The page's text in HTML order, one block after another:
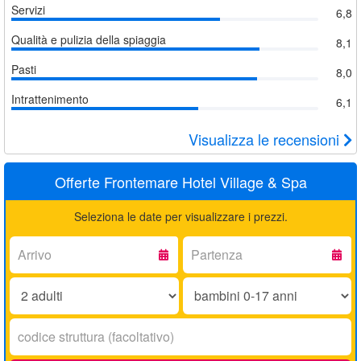
Servizi
6,8
Qualità e pulizia della spiaggia
8,1
Pasti
8,0
Intrattenimento
6,1
Visualizza le recensioni
Offerte Frontemare Hotel Village & Spa
Seleziona le date per visualizzare i prezzi.
Arrivo:
Partenza:
Adulti:
Bambini
17
Codice
struttura: